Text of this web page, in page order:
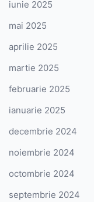
iunie 2025
mai 2025
aprilie 2025
martie 2025
februarie 2025
ianuarie 2025
decembrie 2024
noiembrie 2024
octombrie 2024
septembrie 2024